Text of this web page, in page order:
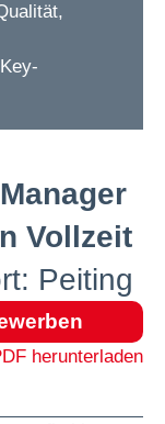
Vollzeit
Peiting
herunterladen